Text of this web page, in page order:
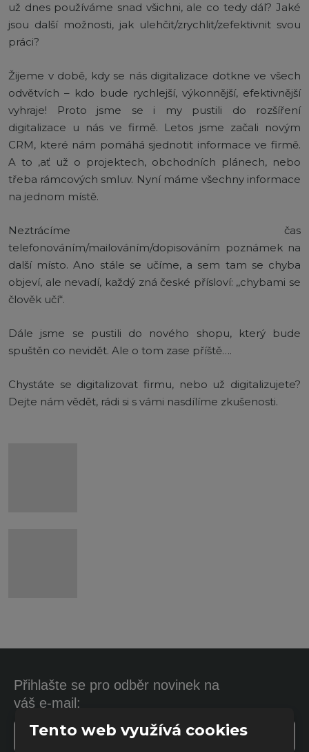
už dnes používáme snad všichni, ale co tedy dál? Jaké
jsou další možnosti, jak ulehčit/zrychlit/zefektivnit svou
práci?
Žijeme v době, kdy se nás digitalizace dotkne ve všech
odvětvích – kdo bude rychlejší, výkonnější, efektivnější
vyhraje! Proto jsme se i my pustili do rozšíření
digitalizace u nás ve firmě. Letos jsme začali novým
CRM, které nám pomáhá sjednotit informace ve firmě.
A to ,ať už o projektech, obchodních plánech, nebo
třeba rámcových smluv. Nyní máme všechny informace
na jednom místě.
Neztrácíme čas
telefonováním/mailováním/dopisováním poznámek na
další místo. Ano stále se učíme, a sem tam se chyba
objeví, ale nevadí, každý zná české přísloví: ,,chybami se
člověk učí“.
Dále jsme se pustili do nového shopu, který bude
spuštěn co nevidět. Ale o tom zase příště….
Chystáte se digitalizovat firmu, nebo už digitalizujete?
Dejte nám vědět, rádi si s vámi nasdílíme zkušenosti.
Přihlašte se pro odběr novinek na
váš e-mail:
Tento web využívá cookies